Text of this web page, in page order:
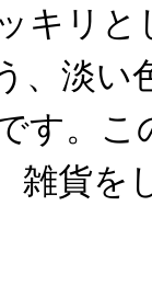
キリ
、淡い
す。こ
雑貨を